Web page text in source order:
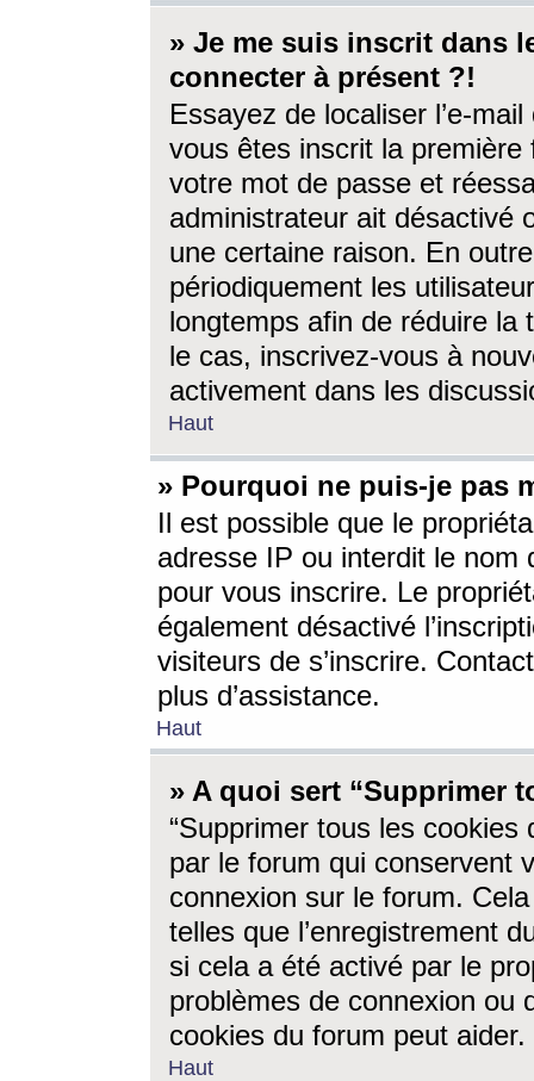
» Je me suis inscrit dans
connecter à présent ?!
Essayez de localiser l’e-
vous êtes inscrit la première
votre mot de passe et
administrateur ait désactivé
une certaine raison. En
périodiquement les
longtemps afin de réduire la
le cas, inscrivez-vous à
activement dans les
Haut
» Pourquoi ne puis-je pas
Il est possible que le
adresse IP ou interdit le nom
pour vous inscrire. Le
également désactivé
visiteurs de s’inscrire.
plus d’assistance.
Haut
» A quoi sert “Supprimer
“Supprimer tous les cookies
par le forum qui conservent
connexion sur le forum.
telles que l’enregistrement
si cela a été activé par le
problèmes de connexion ou
cookies du forum peut aider.
Haut